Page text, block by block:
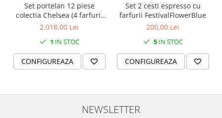
Royal White
CHIQUE STRIPES GALBEN
Set portelan 12 piese
colectia Chelsea (4 farfurii
28 cm, 4 farfuri 20 cm si 4
2.018,00 Lei
1 IN STOC
CONFIGUREAZA
Set 2 cesti espresso cu
farfurii FestivalFlowerBlue
200,00 Lei
5IN STOC
CONFIGUREAZA
NEWSLETTER